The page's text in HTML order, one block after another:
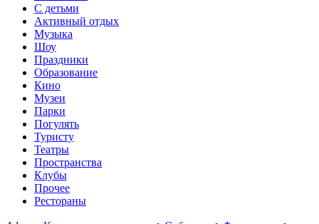
С детьми
Активный отдых
Музыка
Шоу
Праздники
Образование
Кино
Музеи
Парки
Погулять
Туристу
Театры
Пространства
Клубы
Прочее
Рестораны